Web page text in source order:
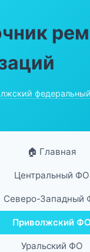
🏠 Главная
Центральный ФО
Северо-Западный
Приволжский ФО
Уральский ФО